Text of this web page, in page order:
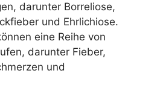
darunter Borreliose,
und Ehrlichiose.
eine Reihe von
darunter Fieber,
und